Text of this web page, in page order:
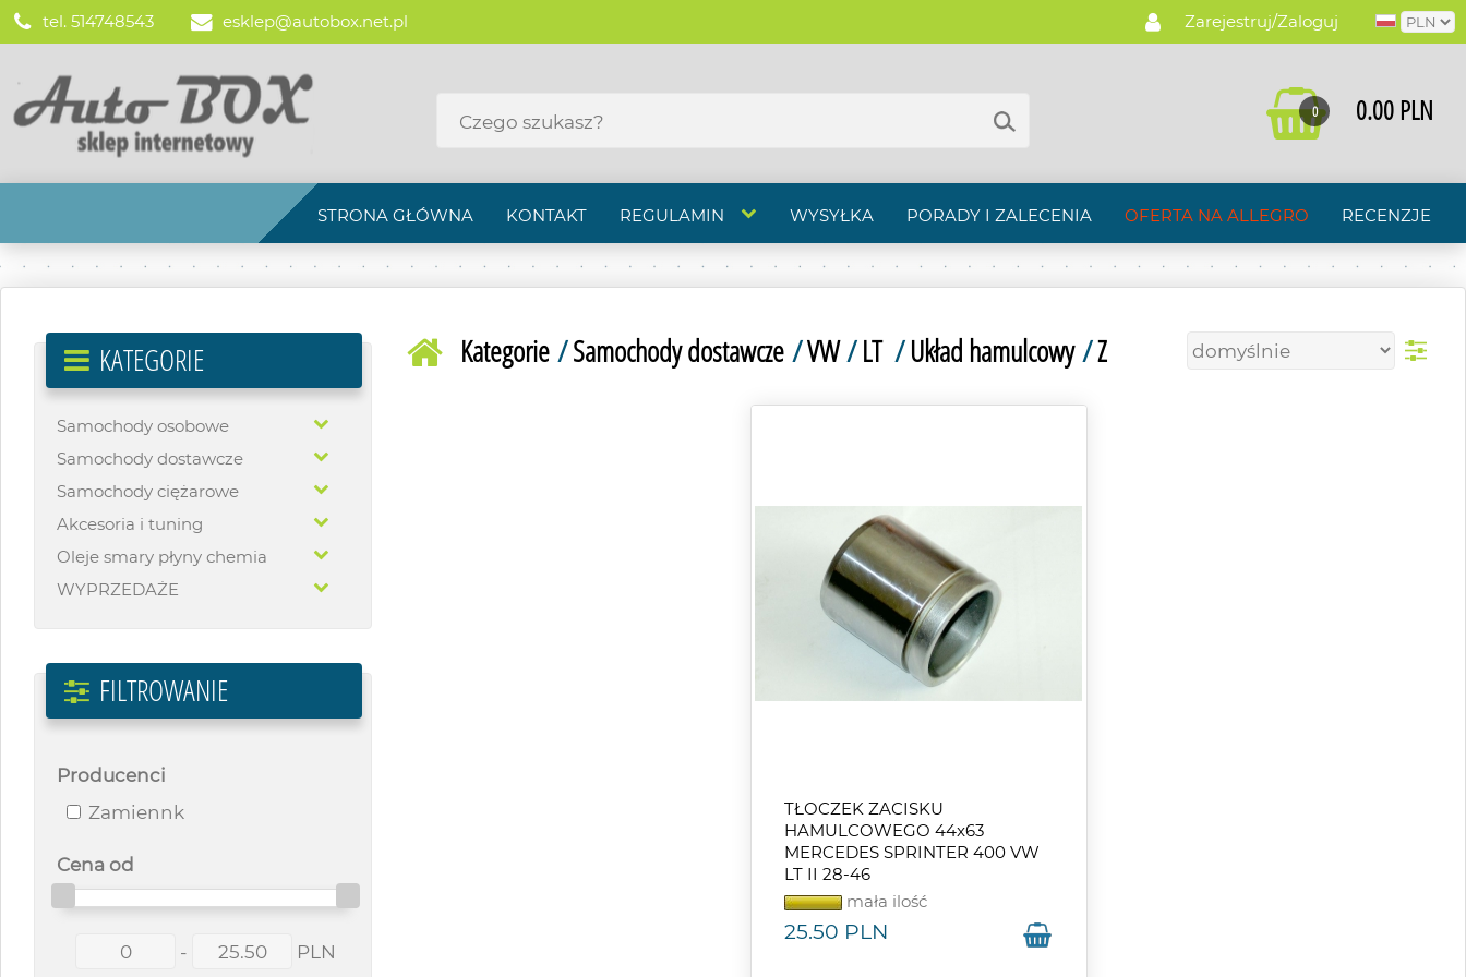
Zarejestruj/Zaloguj
tel. 514748543 esklep@autobox.net.pl
0.00 PLN
0
STRONA GŁÓWNA KONTAKT REGULAMIN WYSYŁKA PORADY I ZALECENIA OFERTA NA ALLEGRO RECENZJE
KATEGORIE
Samochody osobowe
Samochody dostawcze
Samochody ciężarowe
Akcesoria i tuning
Oleje smary płyny chemia
WYPRZEDAŻE
FILTROWANIE
Producenci
Zamiennk
Cena od
- PLN
Kategorie/Samochody dostawcze/VW/LT /Układ hamulcowy/Z
TŁOCZEK ZACISKU
HAMULCOWEGO 44x63
MERCEDES SPRINTER 400 VW
LT II 28-46
mała ilość
25.50 PLN